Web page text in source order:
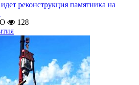
реконструкция памятника на
128